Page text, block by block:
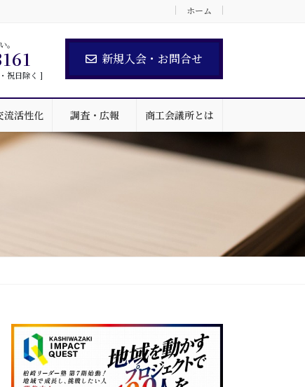
ホーム
。
祝日除く ]
新規入会・お問合せ
流活性化 調査・広報 商工会議所とは